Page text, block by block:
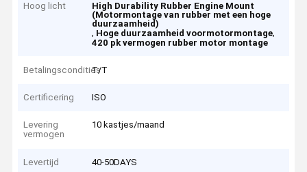
Hoog licht
High Durability Rubber Engine Mount
(Motormontage van rubber met een hoge
duurzaamheid)
, Hoge duurzaamheid voormotormontage,
420 pk vermogen rubber motor montage
Betalingscondities
T/T
Certificering ISO
Levering
vermogen
10 kastjes/maand
Levertijd 40-50DAYS